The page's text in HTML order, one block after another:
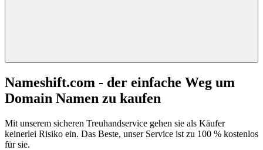
Nameshift.com - der einfache Weg um
Domain Namen zu kaufen
Mit unserem sicheren Treuhandservice gehen sie als Käufer
keinerlei Risiko ein. Das Beste, unser Service ist zu 100 % kostenlos
für sie.